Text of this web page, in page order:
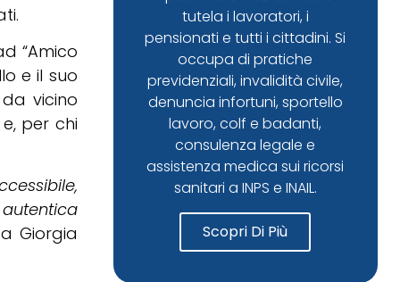
“Amico
e il suo
vicino
per chi
Giorgia
tutela i lavoratori, i
pensionati e tutti i cittadini. Si
occupa di pratiche
previdenziali, invalidità civile,
denuncia infortuni, sportello
lavoro, colf e badanti,
consulenza legale e
assistenza medica sui ricorsi
sanitari a INPS e INAIL.
Scopri Di Più